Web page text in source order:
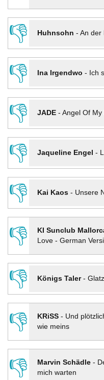
👎
Huhnsohn - An der
👎
Ina Irgendwo - Ich
👎
JADE- Angel Of My
👎
Jaqueline Engel -
👎
Kai Kaos- Unsere
👎
KI Sunclub
Love - German
👎
Königs Taler-
👎
KRiSS- Und
wie meins
👎 Marvin Schädle-
mich warten